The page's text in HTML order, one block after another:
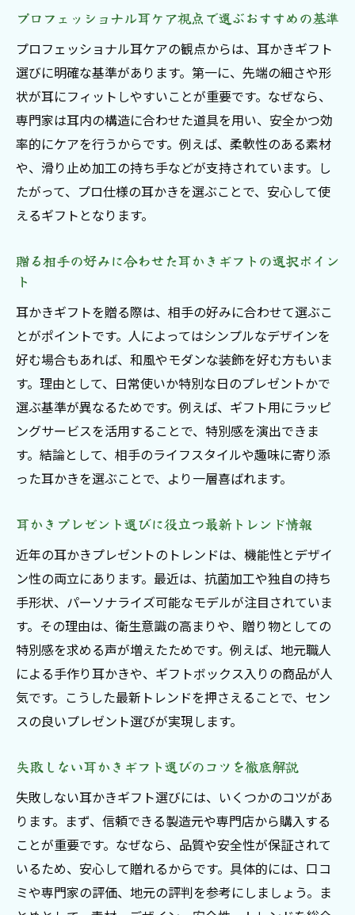
プロフェッショナル耳ケア視点で選ぶおすすめの基準
プロフェッショナル耳ケアの観点からは、耳かきギフト
選びに明確な基準があります。第一に、先端の細さや形
状が耳にフィットしやすいことが重要です。なぜなら、
専門家は耳内の構造に合わせた道具を用い、安全かつ効
率的にケアを行うからです。例えば、柔軟性のある素材
や、滑り止め加工の持ち手などが支持されています。し
たがって、プロ仕様の耳かきを選ぶことで、安心して使
えるギフトとなります。
贈る相手の好みに合わせた耳かきギフトの選択ポイン
ト
耳かきギフトを贈る際は、相手の好みに合わせて選ぶこ
とがポイントです。人によってはシンプルなデザインを
好む場合もあれば、和風やモダンな装飾を好む方もいま
す。理由として、日常使いか特別な日のプレゼントかで
選ぶ基準が異なるためです。例えば、ギフト用にラッピ
ングサービスを活用することで、特別感を演出できま
す。結論として、相手のライフスタイルや趣味に寄り添
った耳かきを選ぶことで、より一層喜ばれます。
耳かきプレゼント選びに役立つ最新トレンド情報
近年の耳かきプレゼントのトレンドは、機能性とデザイ
ン性の両立にあります。最近は、抗菌加工や独自の持ち
手形状、パーソナライズ可能なモデルが注目されていま
す。その理由は、衛生意識の高まりや、贈り物としての
特別感を求める声が増えたためです。例えば、地元職人
による手作り耳かきや、ギフトボックス入りの商品が人
気です。こうした最新トレンドを押さえることで、セン
スの良いプレゼント選びが実現します。
失敗しない耳かきギフト選びのコツを徹底解説
失敗しない耳かきギフト選びには、いくつかのコツがあ
ります。まず、信頼できる製造元や専門店から購入する
ことが重要です。なぜなら、品質や安全性が保証されて
いるため、安心して贈れるからです。具体的には、口コ
ミや専門家の評価、地元の評判を参考にしましょう。ま